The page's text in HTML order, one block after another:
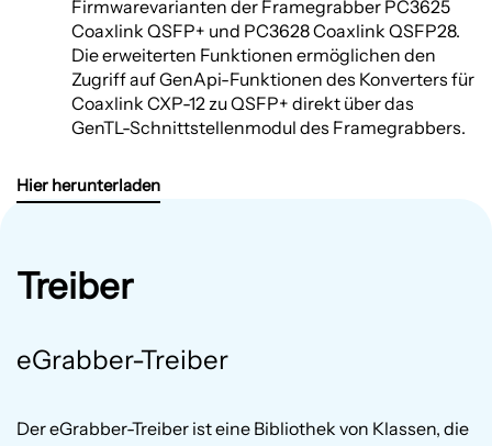
Firmwarevarianten der Framegrabber PC3625
Coaxlink QSFP+ und PC3628 Coaxlink QSFP28.
Die erweiterten Funktionen ermöglichen den
Zugriff auf GenApi-Funktionen des Konverters für
Coaxlink CXP-12 zu QSFP+ direkt über das
GenTL-Schnittstellenmodul des Framegrabbers.
Hier herunterladen
Treiber
eGrabber-Treiber
Der eGrabber-Treiber ist eine Bibliothek von Klassen, die